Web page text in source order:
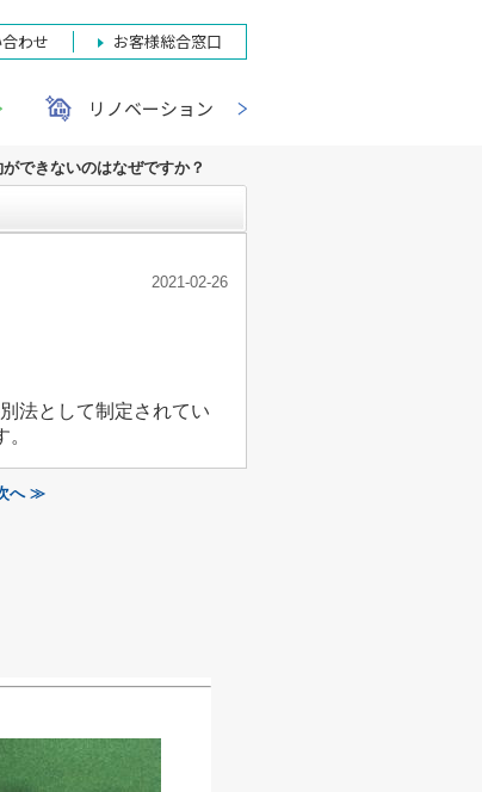
わせ お客様総合窓口
リノベーション
できないのはなぜですか？
2021-02-26
法として制定されてい
へ ≫